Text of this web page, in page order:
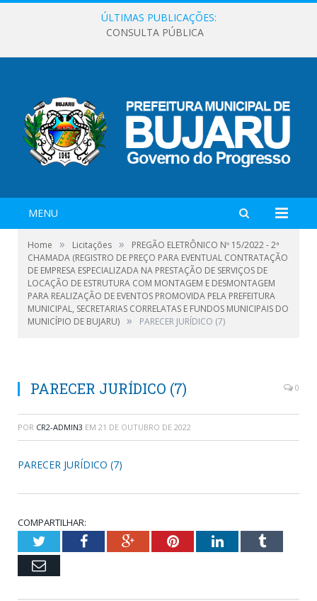
ÚLTIMAS PUBLICAÇÕES:
CONSULTA PÚBLICA
MENU
Home » Licitações »
PREGÃO ELETRÔNICO Nº 15/2022 - 2ª
CHAMADA (REGISTRO DE PREÇO PARA EVENTUAL CONTRATAÇÃO
DE EMPRESA ESPECIALIZADA NA PRESTAÇÃO DE SERVIÇOS DE
LOCAÇÃO DE ESTRUTURA COM MONTAGEM E DESMONTAGEM
PARA REALIZAÇÃO DE EVENTOS PROMOVIDA PELA PREFEITURA
MUNICIPAL, SECRETARIAS CORRELATAS E FUNDOS MUNICIPAIS DO
MUNICÍPIO DE BUJARU) » PARECER JURÍDICO (7)
PARECER JURÍDICO (7) 0
POR CR2-ADMIN3 EM 21 DE OUTUBRO DE 2022
PARECER JURÍDICO (7)
COMPARTILHAR:
TwitterFacebookGoogle+PinterestLinkedInTumblr
Email